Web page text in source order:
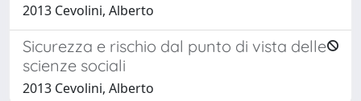
2013 Cevolini, Alberto
Sicurezza e rischio dal punto di vista delle
scienze sociali
2013 Cevolini, Alberto